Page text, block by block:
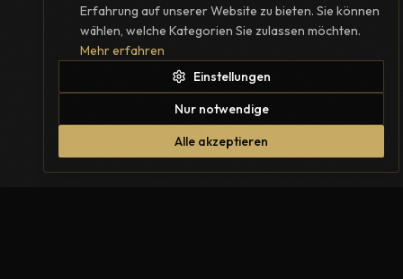
News & Updates
Erfahrung auf unserer Website zu bieten. Sie können
wählen, welche Kategorien Sie zulassen möchten.
Mehr erfahren
Einstellungen
Nur notwendige
Alle akzeptieren